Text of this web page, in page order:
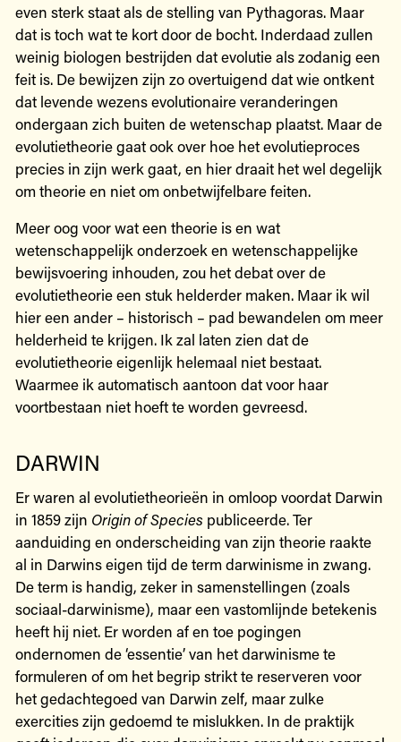
even sterk staat als de stelling van Pythagoras. Maar
dat is toch wat te kort door de bocht. Inderdaad zullen
weinig biologen bestrijden dat evolutie als zodanig een
feit is. De bewijzen zijn zo overtuigend dat wie ontkent
dat levende wezens evolutionaire veranderingen
ondergaan zich buiten de wetenschap plaatst. Maar de
evolutietheorie gaat ook over hoe het evolutieproces
precies in zijn werk gaat, en hier draait het wel degelijk
om theorie en niet om onbetwijfelbare feiten.
Meer oog voor wat een theorie is en wat
wetenschappelijk onderzoek en wetenschappelijke
bewijsvoering inhouden, zou het debat over de
evolutietheorie een stuk helderder maken. Maar ik wil
hier een ander – historisch – pad bewandelen om meer
helderheid te krijgen. Ik zal laten zien dat de
evolutietheorie eigenlijk helemaal niet bestaat.
Waarmee ik automatisch aantoon dat voor haar
voortbestaan niet hoeft te worden gevreesd.
DARWIN
Er waren al evolutietheorieën in omloop voordat Darwin
in 1859 zijn Origin of Species publiceerde. Ter
aanduiding en onderscheiding van zijn theorie raakte
al in Darwins eigen tijd de term darwinisme in zwang.
De term is handig, zeker in samenstellingen (zoals
sociaal-darwinisme), maar een vastomlijnde betekenis
heeft hij niet. Er worden af en toe pogingen
ondernomen de ‘essentie’ van het darwinisme te
formuleren of om het begrip strikt te reserveren voor
het gedachtegoed van Darwin zelf, maar zulke
exercities zijn gedoemd te mislukken. In de praktijk